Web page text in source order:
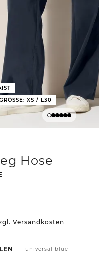
XS / L30
Hose
Versandkosten
universal blue